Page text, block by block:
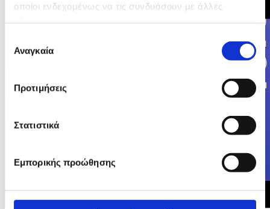
οποίοι ενδεχομένως να τις συνδυάσουν με άλλες
των υπηρεσιών τους.
συγκατάθεσης
Αναγκαία
Προτιμήσεις
Στατιστικά
Εμπορικής προώθησης